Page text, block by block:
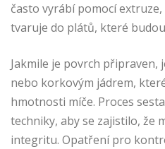
často vyrábí pomocí
tvaruje do plátů, které
Jakmile je povrch připraven,
nebo korkovým jádrem,
hmotnosti míče. Proces
techniky, aby se zajistilo, že
integritu. Opatření pro